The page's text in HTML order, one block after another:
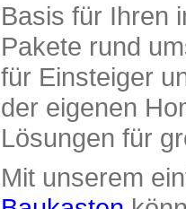
Basis für Ihren
Pakete rund
für Einsteiger
der eigenen
Lösungen für
Mit unserem